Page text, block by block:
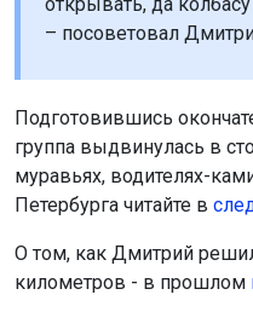
Автор: Александр
Агентство новостей